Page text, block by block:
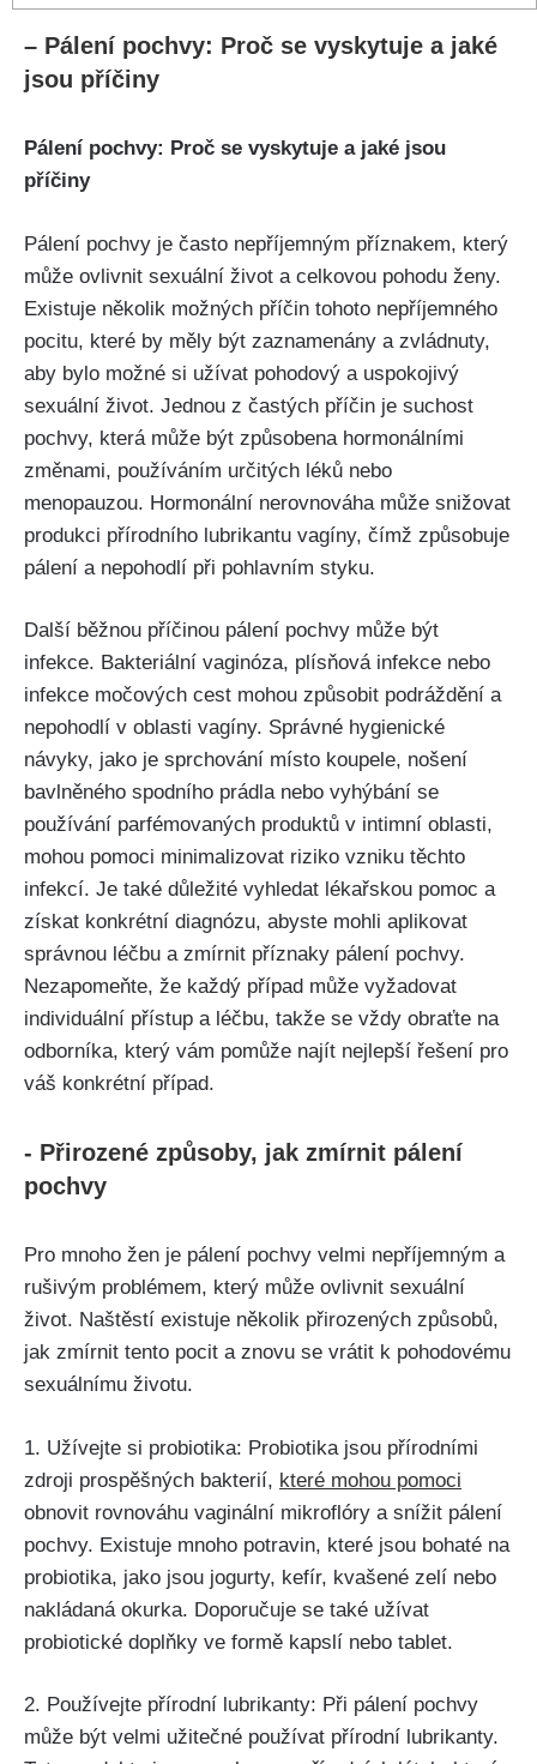
– ⁣Pálení​ pochvy: Proč se ⁤vyskytuje a jaké
⁣jsou příčiny
Pálení‍ pochvy: Proč ⁢se vyskytuje ⁣a jaké‍ jsou⁤
příčiny
Pálení⁣ pochvy je ⁤často ‍nepříjemným příznakem,⁤ který
může ​ovlivnit sexuální život a celkovou pohodu ženy.
Existuje ​několik možných příčin tohoto nepříjemného
pocitu, které by měly‍ být zaznamenány a zvládnuty,
aby bylo možné si užívat ‍pohodový ‍a uspokojivý
sexuální⁤ život. Jednou z ⁢častých příčin je⁣ suchost​
pochvy, která může být způsobena hormonálními
změnami, ​používáním ‍určitých ‍léků ​nebo
menopauzou.‌ Hormonální nerovnováha může ​snižovat
produkci​ přírodního‍ lubrikantu vagíny, ⁣čímž způsobuje
pálení a nepohodlí při pohlavním⁤ styku.
Další běžnou příčinou⁣ pálení pochvy může být⁤
infekce.⁣ Bakteriální vaginóza,‌ plísňová⁣ infekce ‍nebo
infekce močových ⁢cest mohou ⁣způsobit ⁤podráždění a
nepohodlí v ​oblasti⁢ vagíny. Správné hygienické⁤
návyky, jako je sprchování místo ⁣koupele, nošení
bavlněného⁣ spodního prádla nebo⁣ vyhýbání se
používání parfémovaných produktů v intimní⁤ oblasti,
⁤mohou pomoci minimalizovat‌ riziko⁣ vzniku​ těchto
infekcí. Je také⁤ důležité vyhledat lékařskou pomoc a
získat konkrétní​ diagnózu, abyste mohli aplikovat
‌správnou léčbu a zmírnit příznaky pálení pochvy.⁤
Nezapomeňte, že ⁤každý případ může vyžadovat
⁣individuální přístup a léčbu, takže se​ vždy obraťte ⁢na
⁢odborníka, který vám⁤ pomůže najít nejlepší řešení pro
‍váš konkrétní případ.
-⁢ Přirozené způsoby, ⁤jak zmírnit pálení
‍pochvy
Pro mnoho žen ‌je pálení ⁢pochvy velmi nepříjemným a ​
rušivým problémem, který​ může ovlivnit sexuální
život. Naštěstí existuje několik ⁣přirozených⁤ způsobů,
‌jak zmírnit tento pocit‌ a znovu se​ vrátit‍ k ‍pohodovému⁤
sexuálnímu životu.
1.​ Užívejte si⁣ probiotika: Probiotika ⁣jsou​ přírodními
zdroji prospěšných bakterií, které mohou pomoci
obnovit rovnováhu vaginální mikroflóry​ a snížit pálení
pochvy. Existuje mnoho‍ potravin, ⁤které jsou bohaté na⁣
probiotika, jako ‍jsou⁤ jogurty, kefír, kvašené zelí nebo
nakládaná okurka. Doporučuje ​se také užívat⁤
probiotické doplňky ve formě ​kapslí nebo tablet.
2. Používejte​ přírodní ⁤lubrikanty: Při pálení pochvy​
může být ‍velmi užitečné používat ⁤přírodní​ lubrikanty.